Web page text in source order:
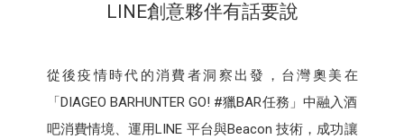
LINE創意夥伴有話要說
從後疫情時代的消費者洞察出發，台灣奧美在
「DIAGEO BARHUNTER GO! #獵BAR任務」中融入酒
吧消費情境、運用LINE 平台與Beacon 技術，成功讓